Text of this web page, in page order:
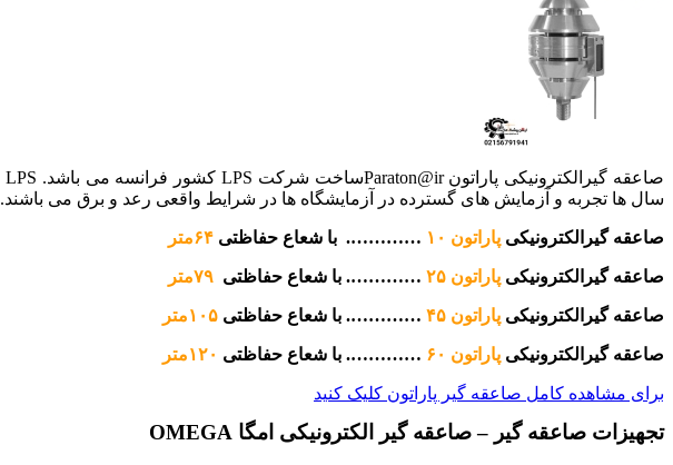
سال ها تجربه و آزمایش های گسترده در آزمایشگاه ها در شرایط واقعی رعد و برق می باشند.
صاعقه گیرالکترونیکی پاراتون …………. با شعاع حفاظتی ۶۴متر
صاعقه گیرالکترونیکی پاراتون …………. با شعاع حفاظتی ۷۹متر
صاعقه گیرالکترونیکی پاراتون …………. با شعاع حفاظتی ۱۰۵متر
صاعقه گیرالکترونیکی پاراتون …………. با شعاع حفاظتی ۱۲۰متر
برای مشاهده کامل صاعقه گیر پاراتون کلیک کنید
تجهیزات صاعقه گیر – صاعقه گیر الکترونیکی امگا OMEGA